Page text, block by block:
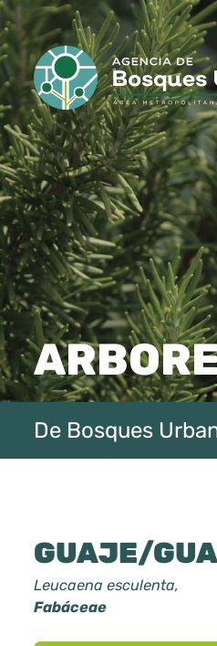
De Bosques
GUAJE/
Leucaena esculenta,
Fabáceae